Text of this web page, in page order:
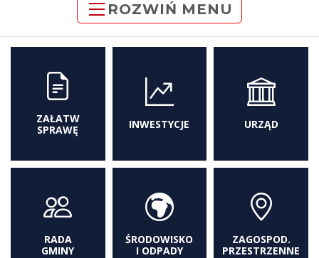
ROZWIŃ MENU
ZAŁATW
SPRAWĘ
INWESTYCJE URZĄD
RADA
GMINY
ŚRODOWISKO
I ODPADY
ZAGOSPOD.
PRZESTRZENNE